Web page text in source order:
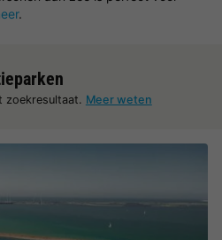
.
zoekresultaat. Meer weten